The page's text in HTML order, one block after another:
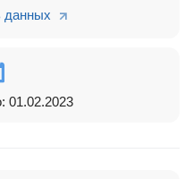
данных
01.02.2023